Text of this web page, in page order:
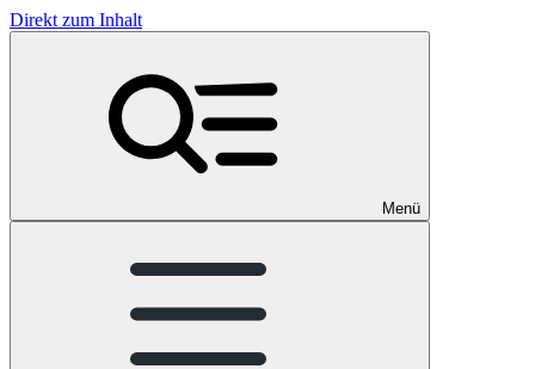
Direkt zum Inhalt
Menü